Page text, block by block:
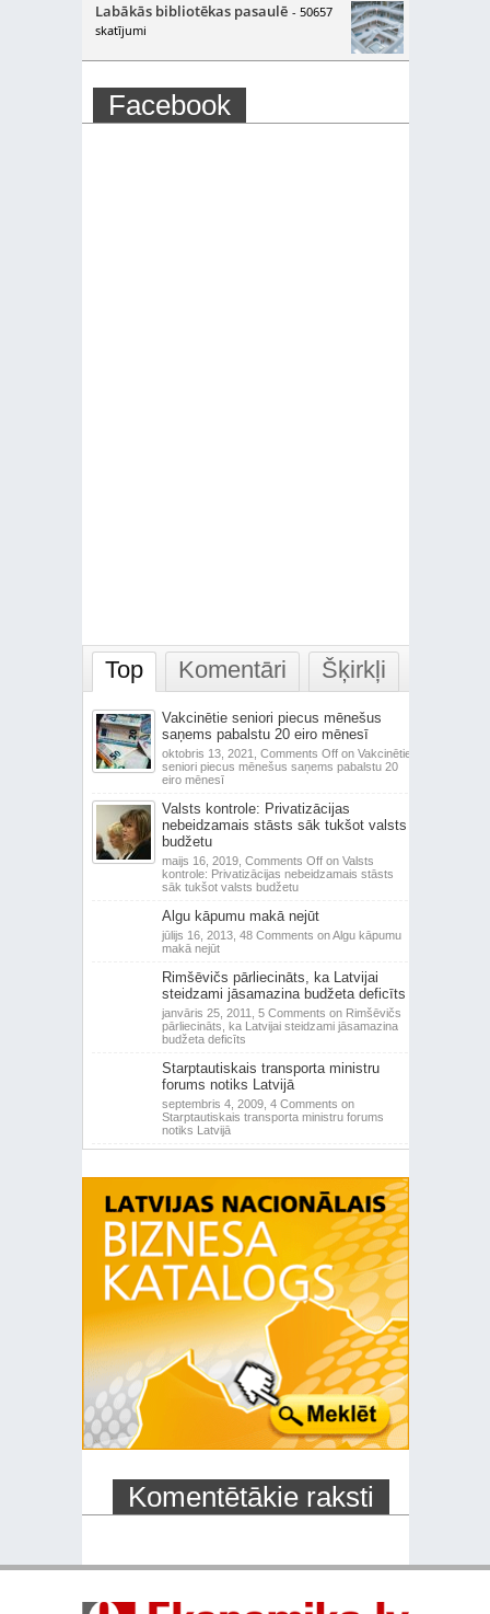
Labākās bibliotēkas pasaulē - 50657
skatījumi
Facebook
Top Komentāri Šķirkļi
Vakcinētie seniori piecus mēnešus
saņems pabalstu 20 eiro mēnesī
oktobris 13, 2021, Comments Offon Vakcinētie
seniori piecus mēnešus saņems pabalstu 20
eiro mēnesī
Valsts kontrole: Privatizācijas
nebeidzamais stāsts sāk tukšot valsts
budžetu
maijs 16, 2019, Comments Offon Valsts
kontrole: Privatizācijas nebeidzamais stāsts
sāk tukšot valsts budžetu
Algu kāpumu makā nejūt
jūlijs 16, 2013, 48 Comments on Algu kāpumu
makā nejūt
Rimšēvičs pārliecināts, ka Latvijai
steidzami jāsamazina budžeta deficīts
janvāris 25, 2011, 5 Comments on Rimšēvičs
pārliecināts, ka Latvijai steidzami jāsamazina
budžeta deficīts
Starptautiskais transporta ministru
forums notiks Latvijā
septembris 4, 2009, 4 Comments on
Starptautiskais transporta ministru forums
notiks Latvijā
Komentētākie raksti